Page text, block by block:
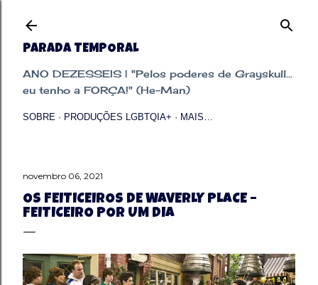
PARADA TEMPORAL
ANO DEZESSEIS | "Pelos poderes de Grayskull...
eu tenho a FORÇA!" (He-Man)
SOBRE PRODUÇÕES LGBTQIA+ MAIS…
novembro 06, 2021
OS FEITICEIROS DE WAVERLY PLACE –
FEITICEIRO POR UM DIA